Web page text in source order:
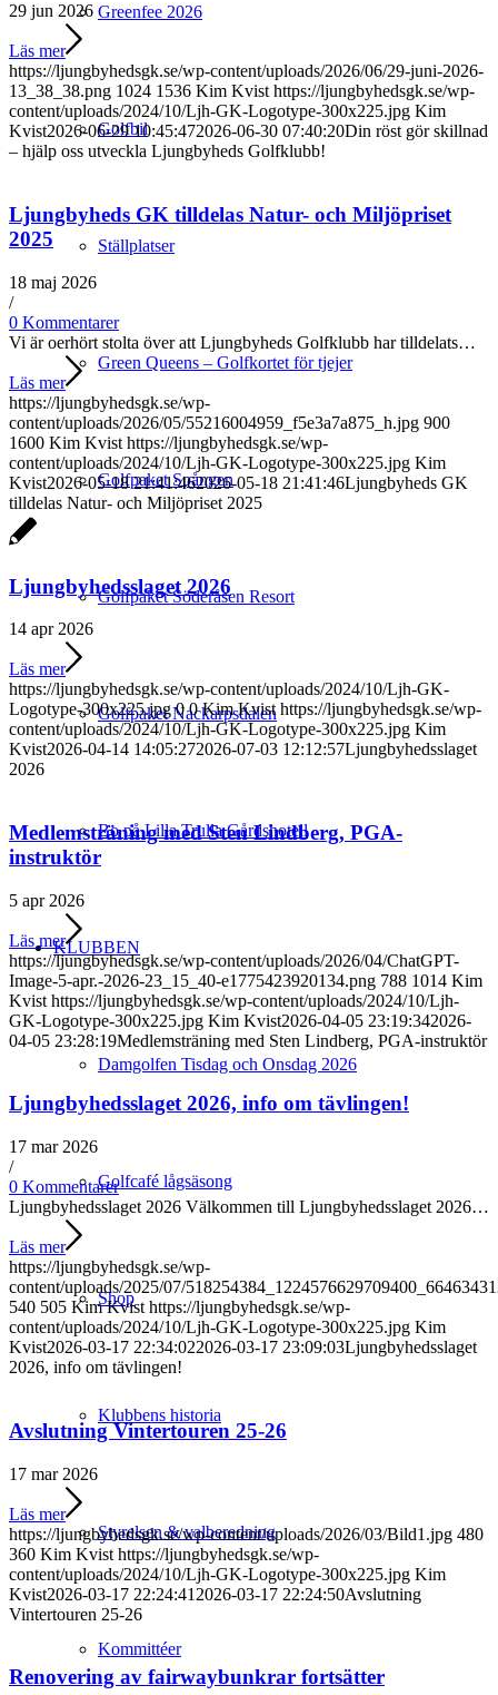
Greenfee 2026
Golfbil
Ställplatser
Green Queens – Golfkortet för tjejer
Golfpaket Spången
Golfpaket Söderåsen Resort
Golfpaket Nackarpsdalen
Bo på Lilla Trulla Gårdshotell
KLUBBEN
Damgolfen Tisdag och Onsdag 2026
Golfcafé lågsäsong
Shop
Klubbens historia
Styrelsen & valberedning
Kommittéer
29 jun 2026
Läs mer
https://ljungbyhedsgk.se/wp-content/uploads/2026/06/29-juni-2026-
13_38_38.png 1024 1536 Kim Kvist https://ljungbyhedsgk.se/wp-
content/uploads/2024/10/Ljh-GK-Logotype-300x225.jpg Kim
Kvist2026-06-29 10:45:472026-06-30 07:40:20Din röst gör skillnad
– hjälp oss utveckla Ljungbyheds Golfklubb!
Ljungbyheds GK tilldelas Natur- och Miljöpriset
2025
18 maj 2026
/
0 Kommentarer
Vi är oerhört stolta över att Ljungbyheds Golfklubb har tilldelats…
Läs mer
https://ljungbyhedsgk.se/wp-
content/uploads/2026/05/55216004959_f5e3a7a875_h.jpg 900
1600 Kim Kvist https://ljungbyhedsgk.se/wp-
content/uploads/2024/10/Ljh-GK-Logotype-300x225.jpg Kim
Kvist2026-05-18 21:41:462026-05-18 21:41:46Ljungbyheds GK
tilldelas Natur- och Miljöpriset 2025
Ljungbyhedsslaget 2026
14 apr 2026
Läs mer
https://ljungbyhedsgk.se/wp-content/uploads/2024/10/Ljh-GK-
Logotype-300x225.jpg 0 0 Kim Kvist https://ljungbyhedsgk.se/wp-
content/uploads/2024/10/Ljh-GK-Logotype-300x225.jpg Kim
Kvist2026-04-14 14:05:272026-07-03 12:12:57Ljungbyhedsslaget
2026
Medlemsträning med Sten Lindberg, PGA-
instruktör
5 apr 2026
Läs mer
https://ljungbyhedsgk.se/wp-content/uploads/2026/04/ChatGPT-
Image-5-apr.-2026-23_15_40-e1775423920134.png 788 1014 Kim
Kvist https://ljungbyhedsgk.se/wp-content/uploads/2024/10/Ljh-
GK-Logotype-300x225.jpg Kim Kvist2026-04-05 23:19:342026-
04-05 23:28:19Medlemsträning med Sten Lindberg, PGA-instruktör
Ljungbyhedsslaget 2026, info om tävlingen!
17 mar 2026
/
0 Kommentarer
Ljungbyhedsslaget 2026 Välkommen till Ljungbyhedsslaget 2026…
Läs mer
https://ljungbyhedsgk.se/wp-
content/uploads/2025/07/
540 505 Kim Kvist https://ljungbyhedsgk.se/wp-
content/uploads/2024/10/Ljh-GK-Logotype-300x225.jpg Kim
Kvist2026-03-17 22:34:022026-03-17 23:09:03Ljungbyhedsslaget
2026, info om tävlingen!
Avslutning Vintertouren 25-26
17 mar 2026
Läs mer
https://ljungbyhedsgk.se/wp-content/uploads/2026/03/Bild1.jpg 480
360 Kim Kvist https://ljungbyhedsgk.se/wp-
content/uploads/2024/10/Ljh-GK-Logotype-300x225.jpg Kim
Kvist2026-03-17 22:24:41 2026-03-17 22:24:50Avslutning
Vintertouren 25-26
Renovering av fairwaybunkrar fortsätter